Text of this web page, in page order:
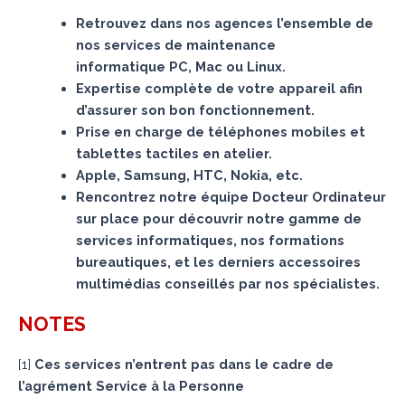
Retrouvez dans nos agences l’ensemble de
nos services de maintenance
informatique PC, Mac ou Linux.
Expertise complète de votre appareil afin
d’assurer son bon fonctionnement.
Prise en charge de téléphones mobiles et
tablettes tactiles en atelier.
Apple, Samsung, HTC, Nokia, etc.
Rencontrez notre équipe Docteur Ordinateur
sur place pour découvrir notre gamme de
services informatiques, nos formations
bureautiques, et les derniers accessoires
multimédias conseillés par nos spécialistes.
NOTES
[1] Ces services n’entrent pas dans le cadre de
l’agrément Service à la Personne